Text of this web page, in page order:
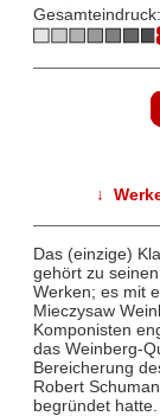
Gesamteindruck:
↓
Das (einzige)
gehört zu
Werken; es mit
Mieczysaw
Komponisten
das Weinberg-
Bereicherung
Robert
begründet hatte.